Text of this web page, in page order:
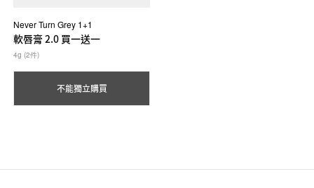
Never Turn Grey 1+1
軟唇膏 2.0 買一送一
4g (2件)
不能獨立購買